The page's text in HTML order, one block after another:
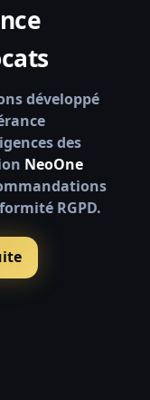
développé
des
NeoOne
RGPD.